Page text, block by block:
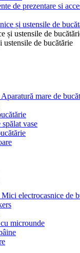
de prezentare si
și ustensile de
și ustensile de
ustensile de bucătărie
Aparatură mare de
vase
Mici electrocasnice de
microunde